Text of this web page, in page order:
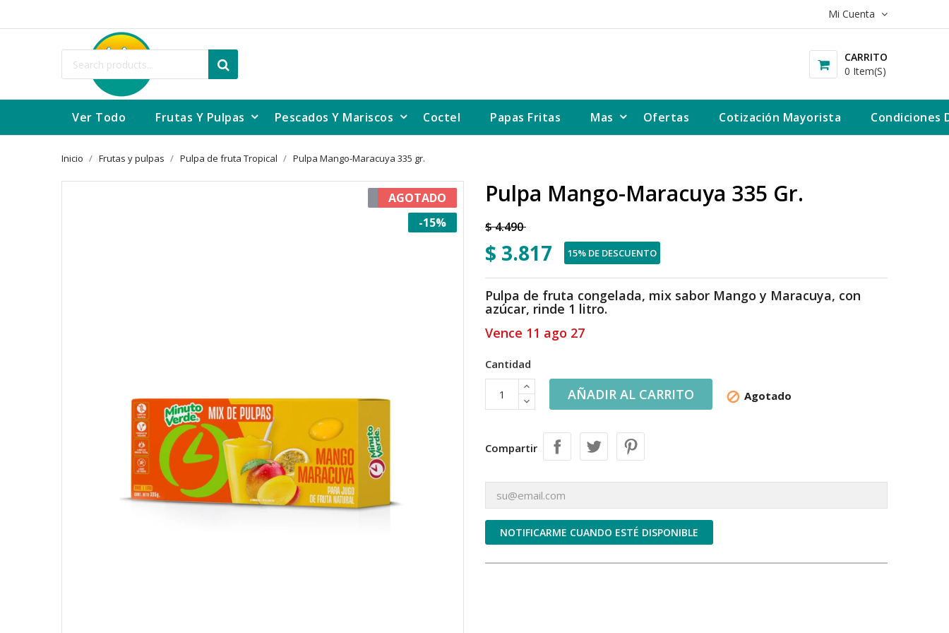
Mi Cuenta
CARRITO
0 Item(s)
Ver Todo Frutas Y Pulpas Pescados Y Mariscos Coctel Papas Fritas Mas Ofertas Cotización Mayorista Condiciones
Inicio Frutas y pulpas Pulpa de fruta Tropical Pulpa Mango-Maracuya 335 gr.
¡EN OFERTA!
-15%
AGOTADO Pulpa Mango-Maracuya 335 Gr.
$ 4.490
$ 3.817 15% DE DESCUENTO
Pulpa de fruta congelada, mix sabor Mango y Maracuya, con
azúcar, rinde 1 litro.
Vence 11 ago 27
Cantidad
AÑADIR AL CARRITO  Agotado
Compartir
NOTIFICARME CUANDO ESTÉ DISPONIBLE